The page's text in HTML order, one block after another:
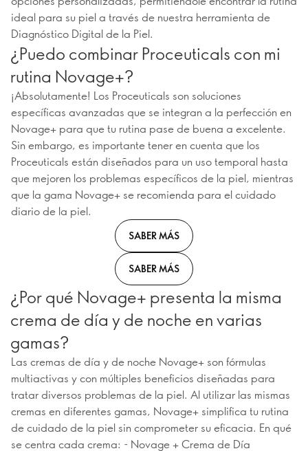
ideal para su piel a través de nuestra herramienta de
Diagnóstico Digital de la Piel.
¿Puedo combinar Proceuticals con mi
rutina Novage+?
¡Absolutamente! Los Proceuticals son soluciones
específicas avanzadas que se integran a la perfección en
Novage+ para que tu rutina pase de buena a excelente.
Sin embargo, es importante tener en cuenta que los
Proceuticals están diseñados para un uso temporal hasta
que mejoren los problemas específicos de la piel, mientras
que la gama Novage+ se recomienda para el cuidado
diario de la piel.
SABER MÁS
SABER MÁS
¿Por qué Novage+ presenta la misma
crema de día y de noche en varias
gamas?
Las cremas de día y de noche Novage+ son fórmulas
multiactivas y con múltiples beneficios diseñadas para
tratar diversos problemas de la piel. Al utilizar las mismas
cremas en diferentes gamas, Novage+ simplifica tu rutina
de cuidado de la piel sin comprometer su eficacia. En qué
se centra cada crema: - Novage + Crema de Día